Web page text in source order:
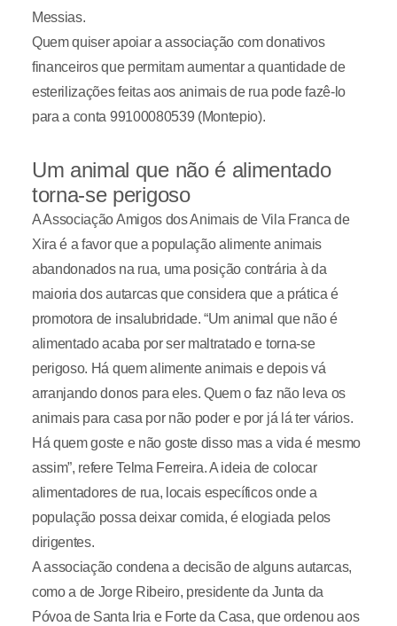
Messias.
Quem quiser apoiar a associação com donativos
financeiros que permitam aumentar a quantidade de
esterilizações feitas aos animais de rua pode fazê-lo
para a conta 99100080539 (Montepio).
Um animal que não é alimentado
torna-se perigoso
A Associação Amigos dos Animais de Vila Franca de
Xira é a favor que a população alimente animais
abandonados na rua, uma posição contrária à da
maioria dos autarcas que considera que a prática é
promotora de insalubridade. “Um animal que não é
alimentado acaba por ser maltratado e torna-se
perigoso. Há quem alimente animais e depois vá
arranjando donos para eles. Quem o faz não leva os
animais para casa por não poder e por já lá ter vários.
Há quem goste e não goste disso mas a vida é mesmo
assim”, refere Telma Ferreira. A ideia de colocar
alimentadores de rua, locais específicos onde a
população possa deixar comida, é elogiada pelos
dirigentes.
A associação condena a decisão de alguns autarcas,
como a de Jorge Ribeiro, presidente da Junta da
Póvoa de Santa Iria e Forte da Casa, que ordenou aos